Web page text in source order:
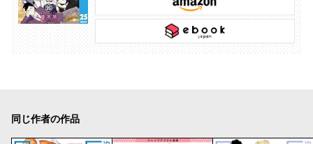
同じ作者の作品